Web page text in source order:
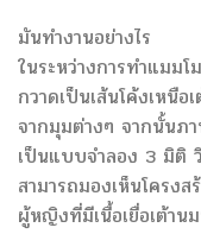
มันทำงานอย่างไร
ในระหว่างการทำแมม
กวาดเป็นเส้นโค้งเหนื
จากมุมต่างๆ จากนั้นภ
เป็นแบบจำลอง 3 มิติ
สามารถมองเห็นโครงส
ผู้หญิงที่มีเนื้อเยื่อเต้าน